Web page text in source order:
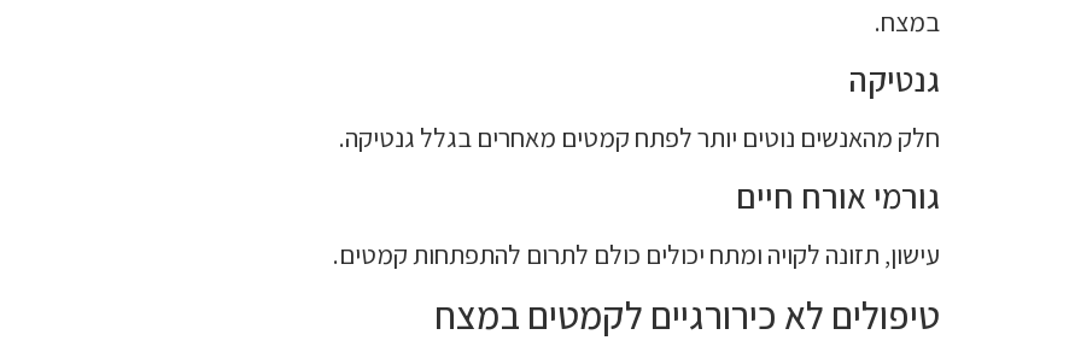
במצח.
גנטיקה
חלק מהאנשים נוטים יותר לפתח קמטים מאחרים בגלל גנטיקה.
גורמי אורח חיים
עישון, תזונה לקויה ומתח יכולים כולם לתרום להתפתחות קמטים.
טיפולים לא כירורגיים לקמטים במצח